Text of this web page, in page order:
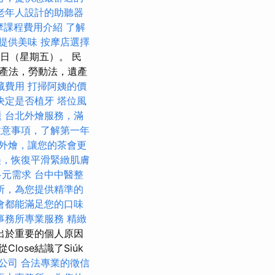
年人設計的助聽器
課程費用介紹 了解
供美味 按摩店選擇
（星期五）。 民
法，勞動法，遺產
費用 打掃阿姨的價
定是否植牙 塔位風
台北外燴服務，滿
事項，了解第一年
燴，讓您的茶會更
恢復平滑緊緻肌膚
需求 台中中醫整
，為您提供精準的
都能滿足您的口味
務所專業服務 精緻
重要的個人原因
Close結識了Siúk
司 合法專業的徵信